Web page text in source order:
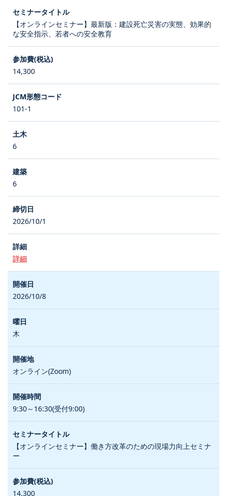
【オンラインセミナー】最新版：建設死亡災害の実態、効果的
な安全指示、若者への安全教育
14,300
101-1
6
6
2026/10/1
詳細
2026/10/8
木
オンライン(Zoom)
9:30～16:30(受付9:00)
【オンラインセミナー】働き方改革のための現場力向上セミナ
ー
14,300